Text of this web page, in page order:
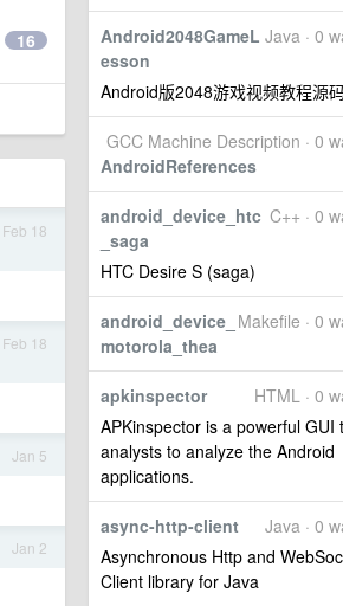
Java · 0
Android2048GameL
esson
Android版2048游戏视频教程源
GCC Machine Description · 0
AndroidReferences
C++ · 0
android_device_htc
_saga
HTC Desire S (saga)
Makefile · 0
android_device_
motorola_thea
HTML · 0
apkinspector
APKinspector is a powerful GUI
analysts to analyze the Android
applications.
Java · 0
async-http-client
Asynchronous Http and
Client library for Java
16
Feb 18
Feb 18
Jan 5
Jan 2